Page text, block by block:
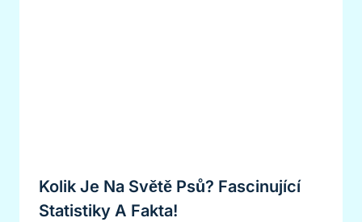
Kolik Je Na Světě Psů? Fascinující
Statistiky A Fakta!